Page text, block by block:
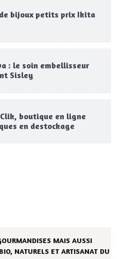
bijoux petits prix Ikita
: le soin embellisseur
Sisley
boutique en ligne
en destockage
MAIS AUSSI
NATURELS ET ARTISANAT DU